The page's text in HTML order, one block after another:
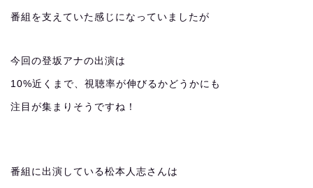
番組を支えていた感じになっていましたが
今回の登坂アナの出演は
10%近くまで、視聴率が伸びるかどうかにも
注目が集まりそうですね！
番組に出演している松本人志さんは